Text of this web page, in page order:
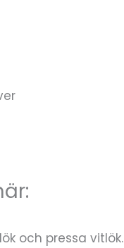
och pressa vitlök.